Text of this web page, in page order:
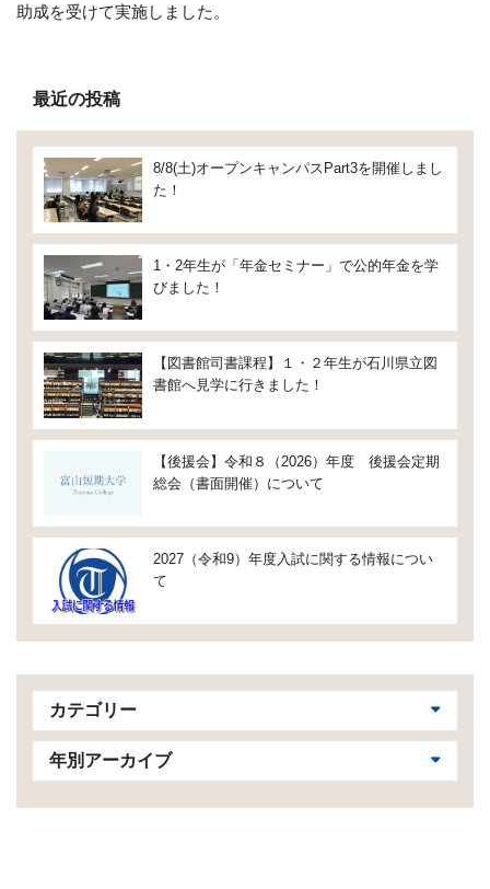
助成を受けて実施しました。
最近の投稿
8/8(土)オープンキャンパスPart3を開催しまし
た！
1・2年生が「年金セミナー」で公的年金を学
びました！
【図書館司書課程】１・２年生が石川県立図
書館へ見学に行きました！
【後援会】令和８（2026）年度 後援会定期
総会（書面開催）について
2027（令和9）年度入試に関する情報につい
て
カテゴリー
年別アーカイブ